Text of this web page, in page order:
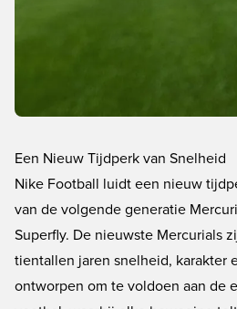
Een Nieuw Tijdperk van Snelheid
Nike Football luidt een nieuw
van de volgende generatie
Superfly. De nieuwste Mercurials
tientallen jaren snelheid, karakter
ontworpen om te voldoen aan de